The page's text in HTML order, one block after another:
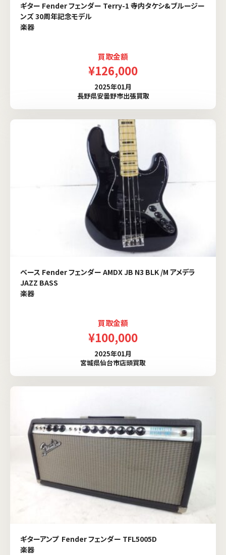
ギター Fender フェンダー Terry-1 寺内タケシ&ブルージー
ンズ 30周年記念モデル
楽器
買取金額
¥126,000
2025年01月
長野県安曇野市出張買取
ベース Fender フェンダー AMDX JB N3 BLK /M アメデラ
JAZZ BASS
楽器
買取金額
¥100,000
2025年01月
宮城県仙台市店頭買取
ギターアンプ Fender フェンダー TFL5005D
楽器